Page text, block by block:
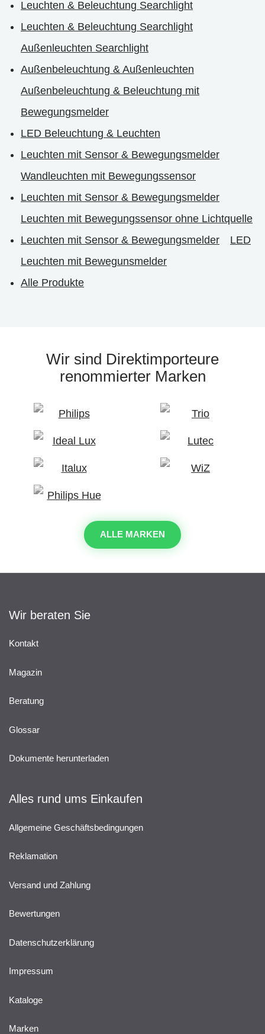
Leuchten & Beleuchtung Searchlight
Leuchten & Beleuchtung Searchlight
Außenleuchten Searchlight
Außenbeleuchtung & Außenleuchten
Außenbeleuchtung & Beleuchtung mit
Bewegungsmelder
LED Beleuchtung & Leuchten
Leuchten mit Sensor & Bewegungsmelder
Wandleuchten mit Bewegungssensor
Leuchten mit Sensor & Bewegungsmelder
Leuchten mit Bewegungssensor ohne Lichtquelle
Leuchten mit Sensor & Bewegungsmelder
LED
Leuchten mit Bewegunsmelder
Alle Produkte
Wir sind Direktimporteure
renommierter Marken
ALLE MARKEN
Wir beraten Sie
Kontakt
Magazin
Beratung
Glossar
Dokumente herunterladen
Alles rund ums Einkaufen
Allgemeine Geschäftsbedingungen
Reklamation
Versand und Zahlung
Bewertungen
Datenschutzerklärung
Impressum
Kataloge
Marken